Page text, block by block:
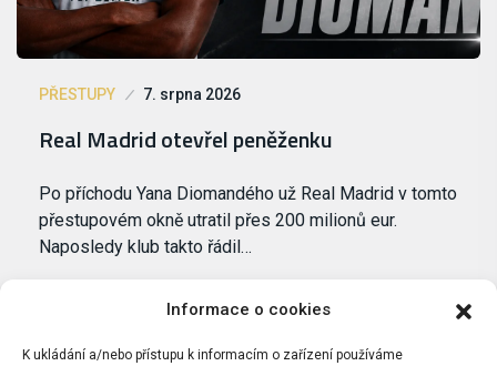
Informace o cookies
K ukládání a/nebo přístupu k informacím o zařízení používáme
PŘESTUPY 7. srpna 2026
Real Madrid otevřel peněženku
Po příchodu Yana Diomandého už Real Madrid v tomto
přestupovém okně utratil přes 200 milionů eur.
Naposledy klub takto řádil…